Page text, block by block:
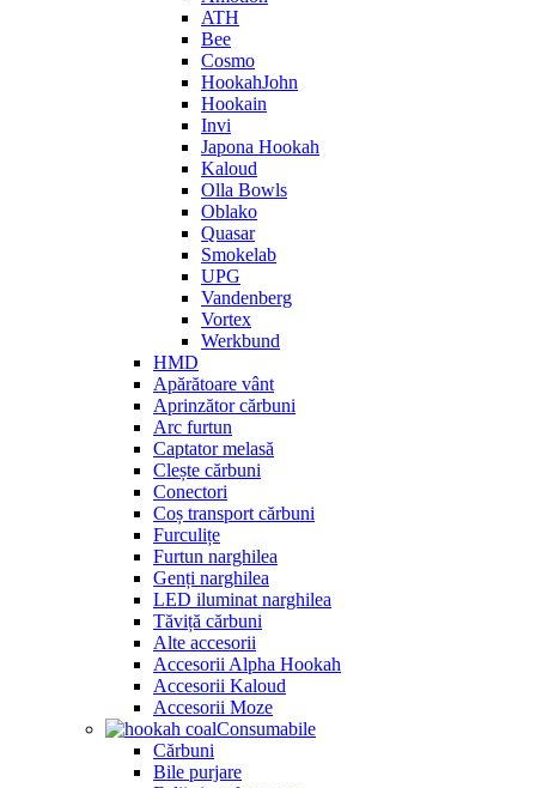
ATH
Bee
Cosmo
HookahJohn
Hookain
Invi
Japona Hookah
Kaloud
Olla Bowls
Oblako
Quasar
Smokelab
UPG
Vandenberg
Vortex
Werkbund
HMD
Apărătoare vânt
Aprinzător cărbuni
Arc furtun
Captator melasă
Clește cărbuni
Conectori
Coș transport cărbuni
Furculițe
Furtun narghilea
Genți narghilea
LED iluminat narghilea
Tăviță cărbuni
Alte accesorii
Accesorii Alpha Hookah
Accesorii Kaloud
Accesorii Moze
Consumabile
Cărbuni
Bile purjare